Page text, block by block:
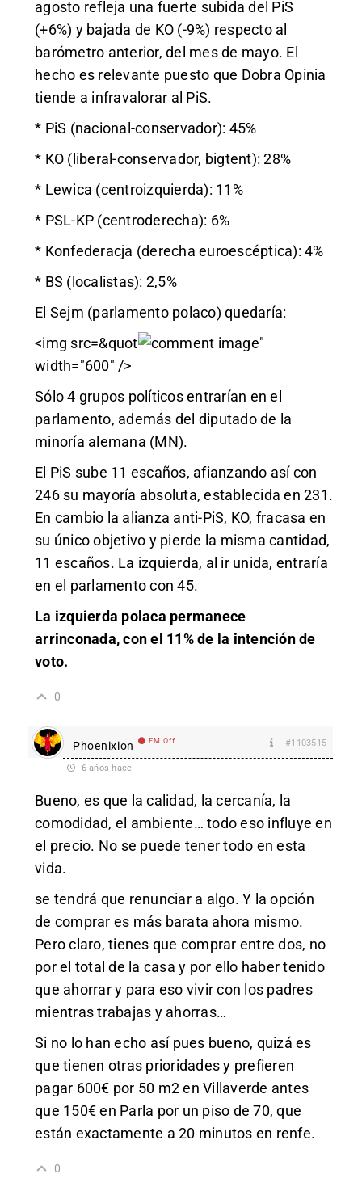
agosto refleja una fuerte subida del PiS
(+6%) y bajada de KO (-9%) respecto al
barómetro anterior, del mes de mayo. El
hecho es relevante puesto que Dobra Opinia
tiende a infravalorar al PiS.
* PiS (nacional-conservador): 45%
* KO (liberal-conservador, bigtent): 28%
* Lewica (centroizquierda): 11%
* PSL-KP (centroderecha): 6%
* Konfederacja (derecha euroescéptica): 4%
* BS (localistas): 2,5%
El Sejm (parlamento polaco) quedaría:
<img src=&quot
"
width="600" />
Sólo 4 grupos políticos entrarían en el
parlamento, además del diputado de la
minoría alemana (MN).
El PiS sube 11 escaños, afianzando así con
246 su mayoría absoluta, establecida en 231.
En cambio la alianza anti-PiS, KO, fracasa en
su único objetivo y pierde la misma cantidad,
11 escaños. La izquierda, al ir unida, entraría
en el parlamento con 45.
La izquierda polaca permanece
arrinconada, con el 11% de la intención de
voto.
0
Phoenixion EM Off #1103515
6 años hace
Bueno, es que la calidad, la cercanía, la
comodidad, el ambiente… todo eso influye en
el precio. No se puede tener todo en esta
vida.
se tendrá que renunciar a algo. Y la opción
de comprar es más barata ahora mismo.
Pero claro, tienes que comprar entre dos, no
por el total de la casa y por ello haber tenido
que ahorrar y para eso vivir con los padres
mientras trabajas y ahorras…
Si no lo han echo así pues bueno, quizá es
que tienen otras prioridades y prefieren
pagar 600€ por 50 m2 en Villaverde antes
que 150€ en Parla por un piso de 70, que
están exactamente a 20 minutos en renfe.
0